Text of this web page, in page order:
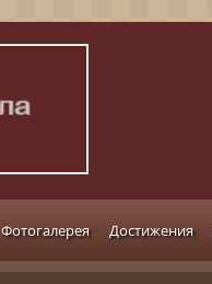
Фотогалерея Достижения